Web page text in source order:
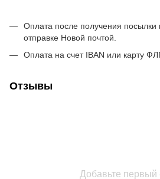
Оплата после получения посылки
отправке Новой почтой.
Оплата на счет IBAN или карту
Отзывы
Добавьте первый